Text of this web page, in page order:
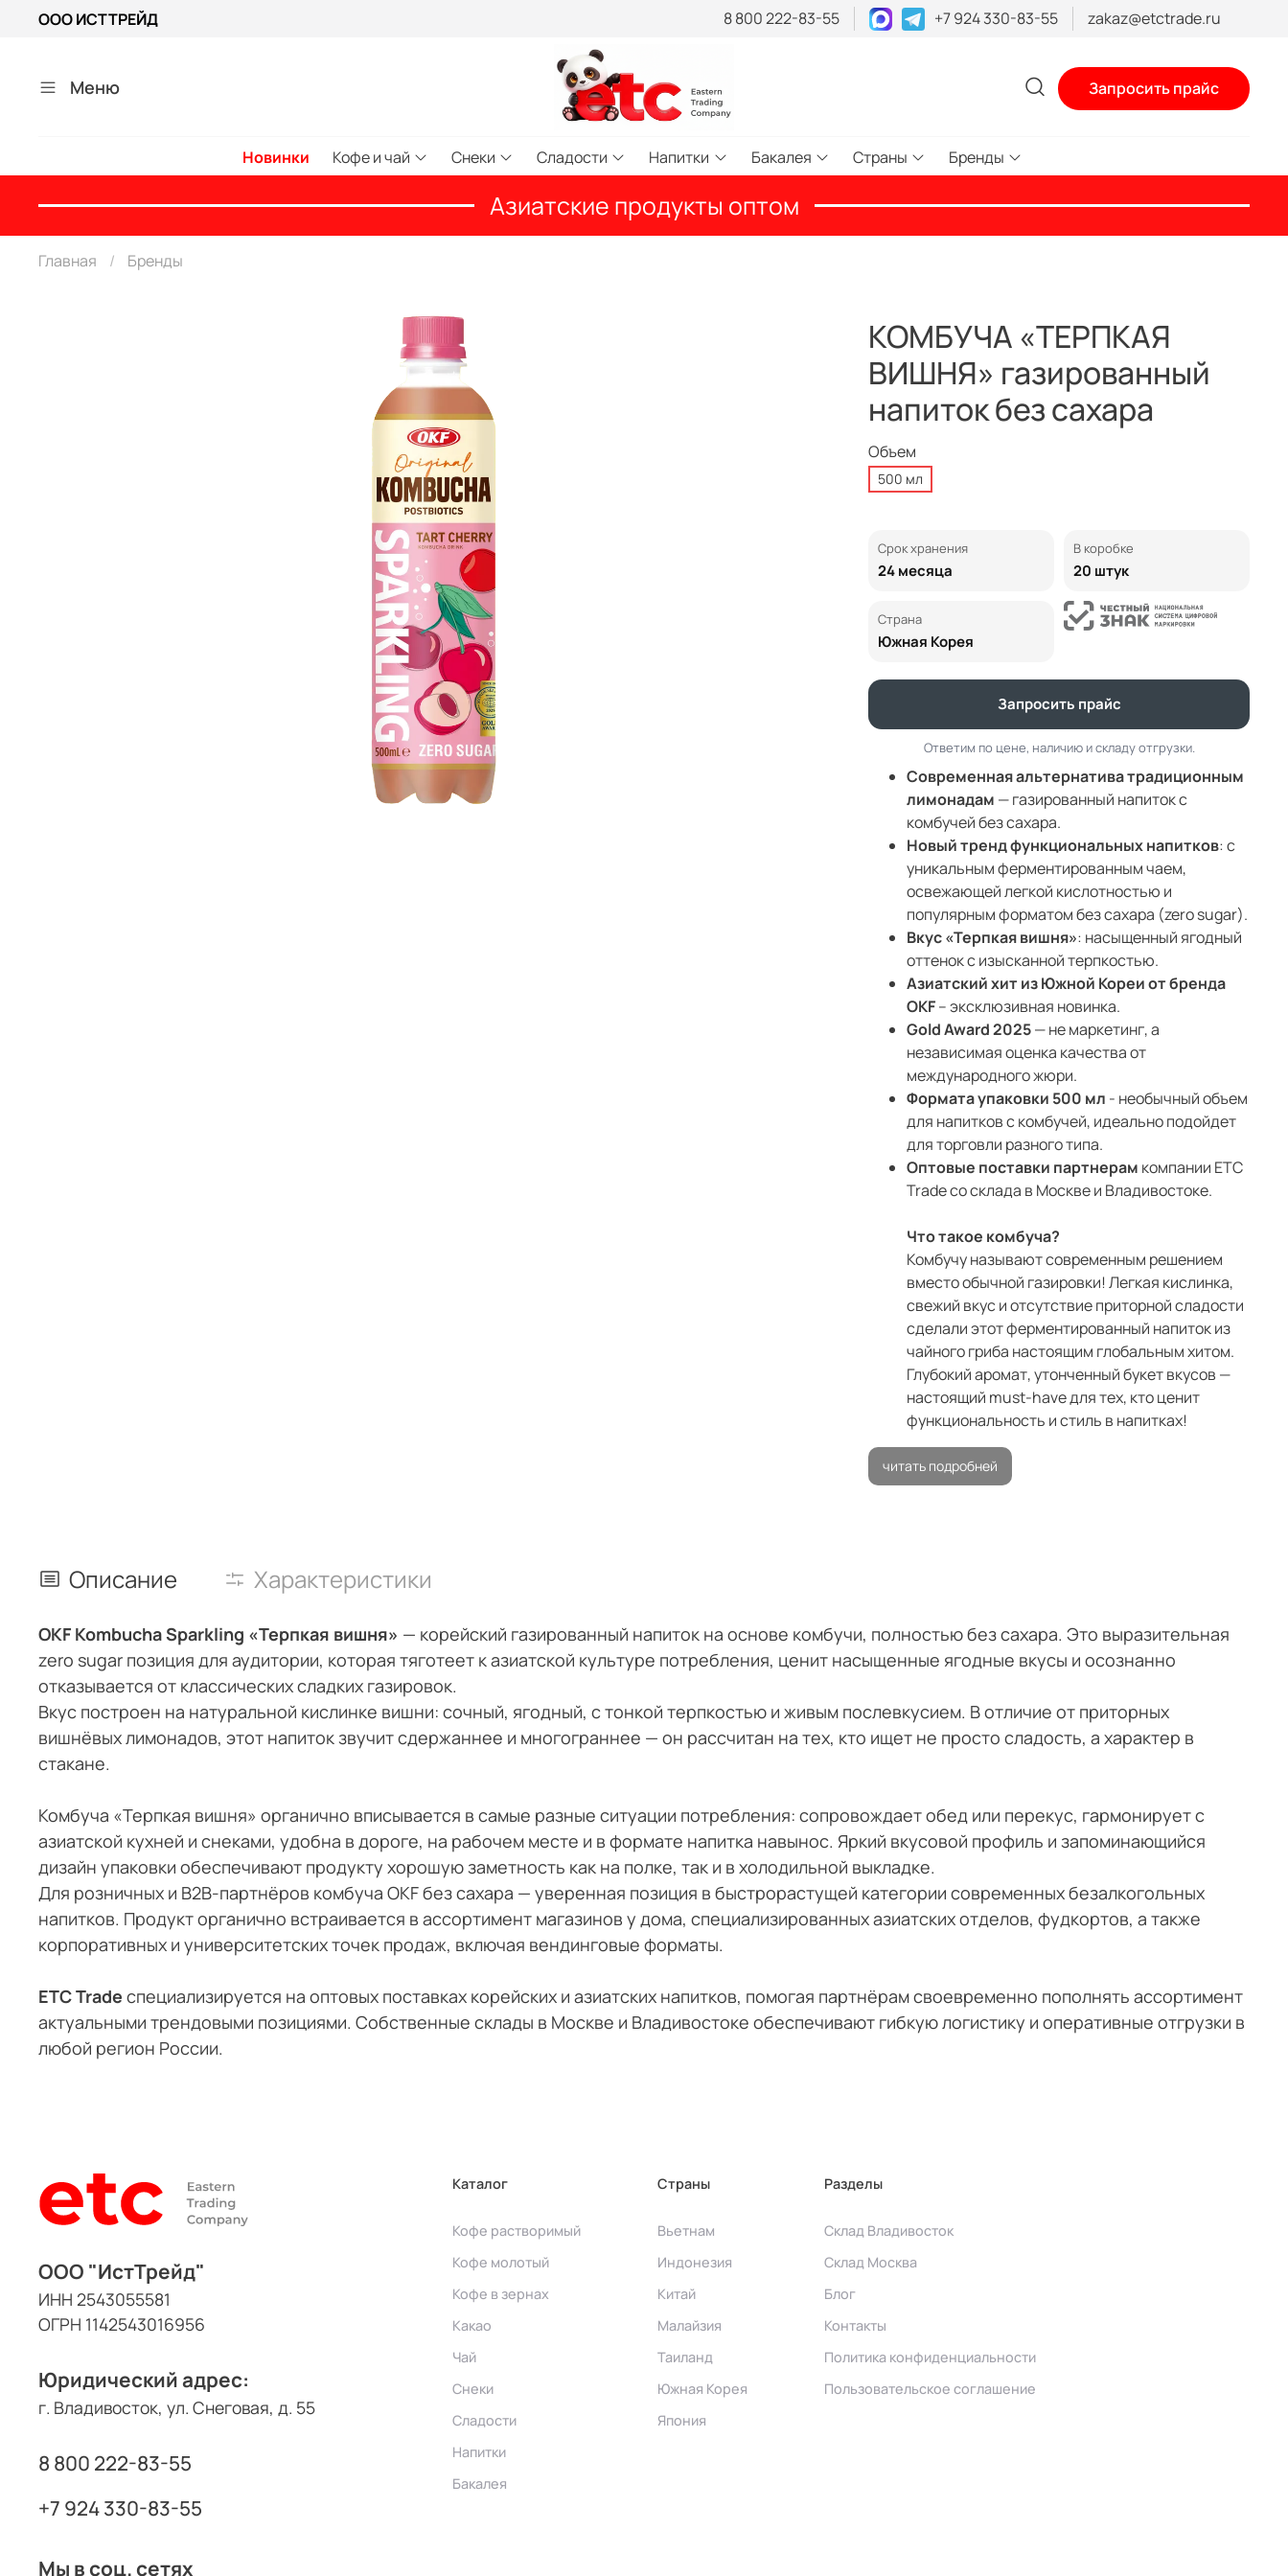
ООО ИСТТРЕЙД 8 800 222-83-55 +7 924 330-83-55 zakaz@etctrade.ru
Меню Запросить прайс
Новинки Кофе и чай Снеки Сладости Напитки Бакалея Страны Бренды
Азиатские продукты оптом
Главная Бренды
КОМБУЧА «ТЕРПКАЯ
ВИШНЯ» газированный
напиток без сахара
Объем
500 мл
Срок хранения
24 месяца
В коробке
20 штук
Страна
Южная Корея
Запросить прайс
Ответим по цене, наличию и складу отгрузки.
Современная альтернатива традиционным
лимонадам — газированный напиток с
комбучей без сахара.
Новый тренд функциональных напитков: с
уникальным ферментированным чаем,
освежающей легкой кислотностью и
популярным форматом без сахара (zero sugar).
Вкус «Терпкая вишня»: насыщенный ягодный
оттенок с изысканной терпкостью.
Азиатский хит из Южной Кореи от бренда
OKF– эксклюзивная новинка.
Gold Award 2025— не маркетинг, а
независимая оценка качества от
международного жюри.
Формата упаковки 500 мл - необычный объем
для напитков с комбучей, идеально подойдет
для торговли разного типа.
Оптовые поставки партнерам компании ETC
Trade со склада в Москве и Владивостоке.
Что такое комбуча?
Комбучу называют современным решением
вместо обычной газировки! Легкая кислинка,
свежий вкус и отсутствие приторной сладости
сделали этот ферментированный напиток из
чайного гриба настоящим глобальным хитом.
Глубокий аромат, утонченный букет вкусов —
настоящий must-have для тех, кто ценит
функциональность и стиль в напитках!
читать подробней
Описание Характеристики
OKF Kombucha Sparkling «Терпкая вишня» — корейский газированный напиток на основе комбучи, полностью без сахара. Это выразительная
zero sugar позиция для аудитории, которая тяготеет к азиатской культуре потребления, ценит насыщенные ягодные вкусы и осознанно
отказывается от классических сладких газировок.
Вкус построен на натуральной кислинке вишни: сочный, ягодный, с тонкой терпкостью и живым послевкусием. В отличие от приторных
вишнёвых лимонадов, этот напиток звучит сдержаннее и многограннее — он рассчитан на тех, кто ищет не просто сладость, а характер в
стакане.
Комбуча «Терпкая вишня» органично вписывается в самые разные ситуации потребления: сопровождает обед или перекус, гармонирует с
азиатской кухней и снеками, удобна в дороге, на рабочем месте и в формате напитка навынос. Яркий вкусовой профиль и запоминающийся
дизайн упаковки обеспечивают продукту хорошую заметность как на полке, так и в холодильной выкладке.
Для розничных и B2B-партнёров комбуча OKF без сахара — уверенная позиция в быстрорастущей категории современных безалкогольных
напитков. Продукт органично встраивается в ассортимент магазинов у дома, специализированных азиатских отделов, фудкортов, а также
корпоративных и университетских точек продаж, включая вендинговые форматы.
ETC Trade специализируется на оптовых поставках корейских и азиатских напитков, помогая партнёрам своевременно пополнять ассортимент
актуальными трендовыми позициями. Собственные склады в Москве и Владивостоке обеспечивают гибкую логистику и оперативные отгрузки в
любой регион России.
Каталог
Кофе растворимый
Кофе молотый
Кофе в зернах
Какао
Чай
Снеки
Сладости
Напитки
Бакалея
Страны
Вьетнам
Индонезия
Китай
Малайзия
Таиланд
Южная Корея
Япония
Разделы
Склад Владивосток
Склад Москва
Блог
Контакты
Политика конфиденциальности
Пользовательское соглашение
ООО "ИстТрейд"
ИНН 2543055581
ОГРН 1142543016956
Юридический адрес:
г. Владивосток, ул. Снеговая, д. 55
8 800 222-83-55
+7 924 330-83-55
Мы в соц. сетях